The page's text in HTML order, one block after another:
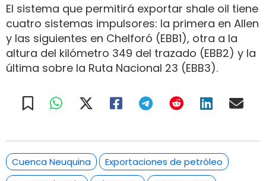
El sistema que permitirá exportar shale oil tiene
cuatro sistemas impulsores: la primera en Allen
y las siguientes en Chelforó (EBB1), otra a la
altura del kilómetro 349 del trazado (EBB2) y la
última sobre la Ruta Nacional 23 (EBB3).
Cuenca Neuquina
Exportaciones de petróleo